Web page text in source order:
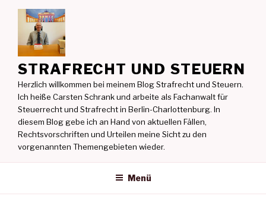
springen
STRAFRECHT UND STEUERN
Herzlich willkommen bei meinem Blog Strafrecht und Steuern.
Ich heiße Carsten Schrank und arbeite als Fachanwalt für
Steuerrecht und Strafrecht in Berlin-Charlottenburg. In
diesem Blog gebe ich an Hand von aktuellen Fällen,
Rechtsvorschriften und Urteilen meine Sicht zu den
vorgenannten Themengebieten wieder.
Menü